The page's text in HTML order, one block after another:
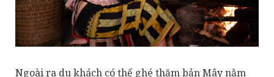
Ngoài ra du khách có thể ghé thăm bản Mây nằm